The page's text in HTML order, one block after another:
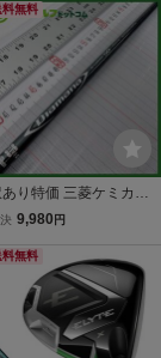
バッグ ブラックオレン
エレクトリック ボルト
ザイン 33%OFF
料無料
り特価 三菱ケミカル
アマナ Dリミテッド
㎝ 試打刻印
9,980 円
料無料